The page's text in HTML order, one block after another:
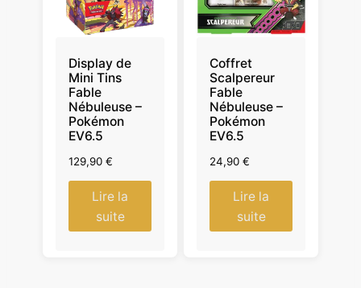
Display de
Mini Tins
Fable
Nébuleuse –
Pokémon
EV6.5
129,90 €
Lire la
suite
Coffret
Scalpereur
Fable
Nébuleuse –
Pokémon
EV6.5
24,90 €
Lire la
suite